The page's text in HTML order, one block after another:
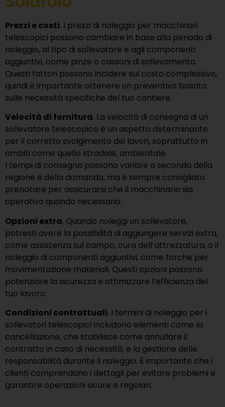
Prezzi e costi. I prezzi di noleggio per macchinari
telescopici possono cambiare in base alla periodo di
noleggio, al tipo di sollevatore e agli componenti
aggiuntivi, come pinze o cassoni di sollevamento.
Questi fattori possono incidere sul costo complessivo,
quindi è importante ottenere un preventivo basato
sulle necessità specifiche del tuo cantiere.
Velocità di fornitura. La velocità di consegna di un
sollevatore telescopico è un aspetto determinante
per il corretto svolgimento dei lavori, soprattutto in
ambiti come quello stradale, ambientale.
I tempi di consegna possono variare a seconda della
regione e della domanda, ma è sempre consigliato
prenotare per assicurarsi che il macchinario sia
operativo quando necessario.
Opzioni extra. Quando noleggi un sollevatore,
potresti avere la possibilità di aggiungere servizi extra,
come assistenza sul campo, cura dell’attrezzatura, o il
noleggio di componenti aggiuntivi, come forche per
movimentazione materiali. Questi opzioni possono
potenziare la sicurezza e ottimizzare l’efficienza del
tuo lavoro.
Condizioni contrattuali. I termini di noleggio per i
sollevatori telescopici includono elementi come la
cancellazione, che stabilisce come annullare il
contratto in caso di necessità, e la gestione delle
responsabilità durante il noleggio. È importante che i
clienti comprendano i dettagli per evitare problemi e
garantire operazioni sicure e regolari.